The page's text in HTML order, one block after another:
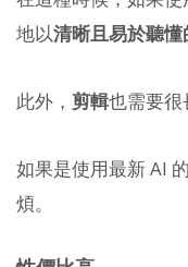
地以清晰且易於聽懂
此外， 剪輯也需要很
如果是使用最新 AI
煩。